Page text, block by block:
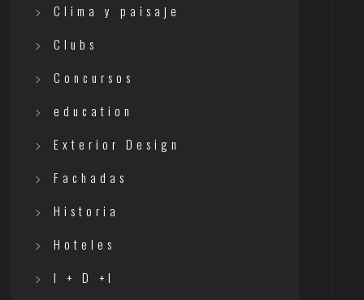
Clima y paisaje
Clubs
Concursos
education
Exterior Design
Fachadas
Historia
Hoteles
I + D +I